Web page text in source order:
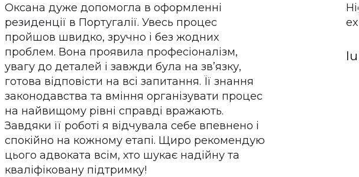
Оксана дуже допомогла в оформленні
резиденції в Португалії. Увесь процес
пройшов швидко, зручно і без жодних
проблем. Вона проявила професіоналізм,
увагу до деталей і завжди була на зв’язку,
готова відповісти на всі запитання. Її знання
законодавства та вміння організувати процес
на найвищому рівні справді вражають.
Завдяки її роботі я відчувала себе впевнено і
спокійно на кожному етапі. Щиро рекомендую
цього адвоката всім, хто шукає надійну та
кваліфіковану підтримку!